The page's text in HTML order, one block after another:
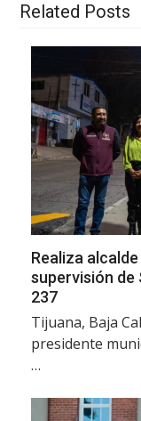
Related Posts
Realiza
supervisión de
237
Tijuana, Baja
presidente
…